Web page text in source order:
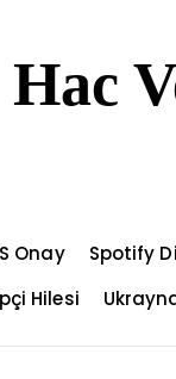
Hac
Onay Spotify
Hilesi